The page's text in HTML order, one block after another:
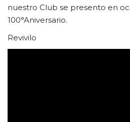
Tienda CAF
Sede Virtual
nuestro Club se presento en
100°Aniversario.
Revivilo